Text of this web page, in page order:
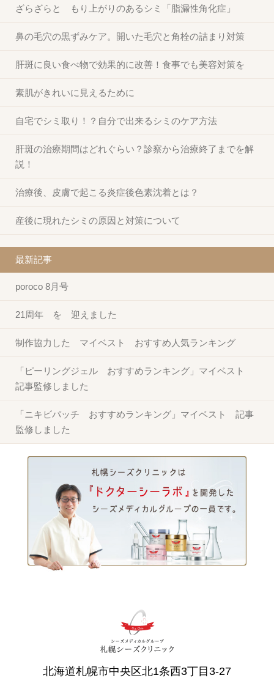
ざらざらと もり上がりのあるシミ「脂漏性角化症」
鼻の毛穴の黒ずみケア。開いた毛穴と角栓の詰まり対策
肝斑に良い食べ物で効果的に改善！食事でも美容対策を
素肌がきれいに見えるために
自宅でシミ取り！？自分で出来るシミのケア方法
肝斑の治療期間はどれぐらい？診察から治療終了までを解
説！
治療後、皮膚で起こる炎症後色素沈着とは？
産後に現れたシミの原因と対策について
最新記事
poroco 8月号
21周年 を 迎えました
制作協力した マイベスト おすすめ人気ランキング
「ピーリングジェル おすすめランキング」マイベスト
記事監修しました
「ニキビパッチ おすすめランキング」マイベスト 記事
監修しました
北海道札幌市中央区北1条西3丁目3-27